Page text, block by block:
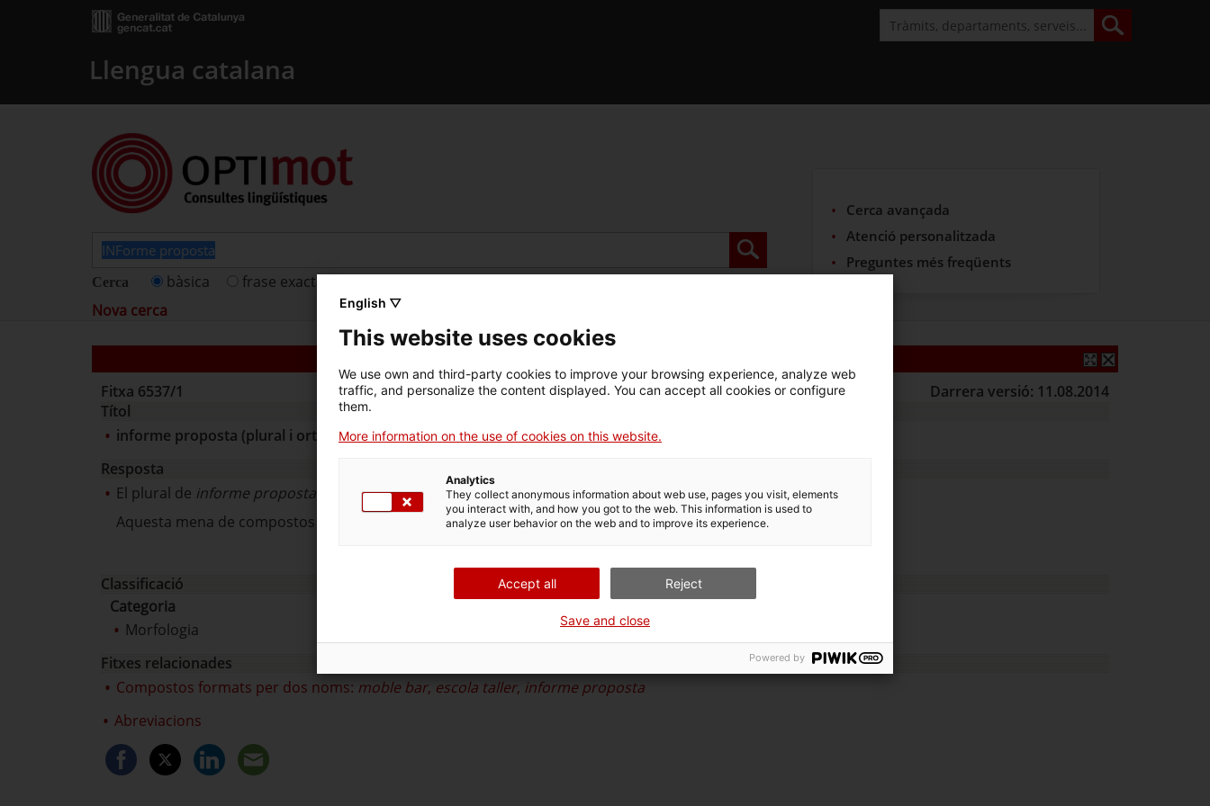
Llengua catalana
Cerca avançada
Atenció personalitzada
Preguntes més freqüents
Cerca bàsica frase exacta
Nova cerca
Fitxa 6537/1
Darrera versió: 11.08.2014
Títol
informe proposta (plural i ortografia)
Resposta
El plural de informe proposta informes proposta.
Aquesta mena de compostos s'escriuen separats i sense guionet.
Classificació
Categoria
Morfologia
Fitxes relacionades
Compostos formats per dos noms: moble bar, escola taller, informe proposta
Abreviacions
English ▽
This website uses cookies
We use own and third-party cookies to improve your browsing experience, analyze web
traffic, and personalize the content displayed. You can accept all cookies or configure
them.
More information on the use of cookies on this website.
Analytics
They collect anonymous information about web use, pages you visit, elements
you interact with, and how you got to the web. This information is used to
analyze user behavior on the web and to improve its experience.
Accept all Reject
Save and close
Powered by